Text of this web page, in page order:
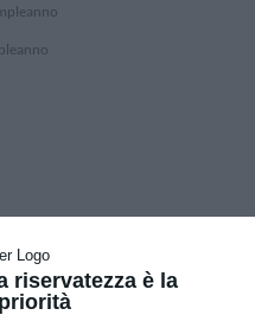
riservatezza è la